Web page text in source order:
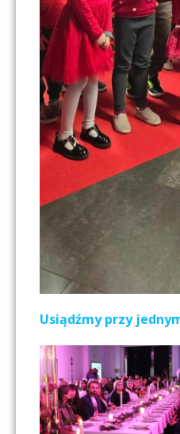
Usiądźmy przy